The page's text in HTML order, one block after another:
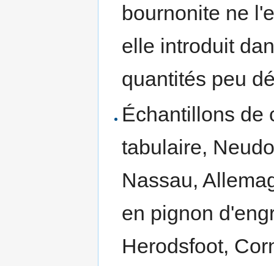
bournonite ne
elle introduit
quantités peu
Échantillons de
tabulaire,
Nassau,
en pignon
Herodsfoot,